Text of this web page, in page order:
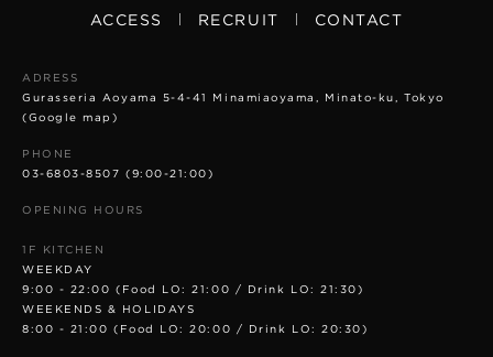
ACCESS RECRUIT CONTACT
ADRESS
Gurasseria Aoyama 5-4-41 Minamiaoyama, Minato-ku, Tokyo
(Google map)
PHONE
03-6803-8507 (9:00-21:00)
OPENING HOURS
1F KITCHEN
WEEKDAY
9:00 - 22:00 (Food LO: 21:00 / Drink LO: 21:30)
WEEKENDS & HOLIDAYS
8:00 - 21:00 (Food LO: 20:00 / Drink LO: 20:30)